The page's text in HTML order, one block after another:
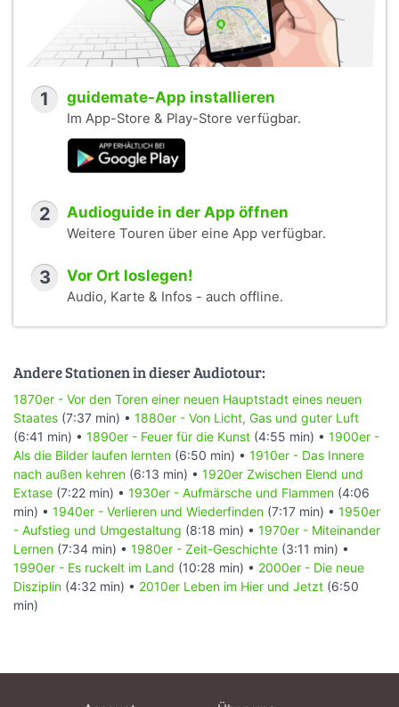
1 guidemate-App installieren
Im App-Store & Play-Store verfügbar.
2 Audioguide in der App öffnen
Weitere Touren über eine App verfügbar.
3 Vor Ort loslegen!
Audio, Karte & Infos - auch offline.
Andere Stationen in dieser Audiotour:
1870er - Vor den Toren einer neuen Hauptstadt eines neuen
Staates (7:37 min) • 1880er - Von Licht, Gas und guter Luft
(6:41 min) • 1890er - Feuer für die Kunst (4:55 min) • 1900er -
Als die Bilder laufen lernten (6:50 min) • 1910er - Das Innere
nach außen kehren (6:13 min) • 1920er Zwischen Elend und
Extase (7:22 min) • 1930er - Aufmärsche und Flammen (4:06
min) • 1940er - Verlieren und Wiederfinden (7:17 min) • 1950er
- Aufstieg und Umgestaltung (8:18 min) • 1970er - Miteinander
Lernen (7:34 min) • 1980er - Zeit-Geschichte (3:11 min) •
1990er - Es ruckelt im Land (10:28 min) • 2000er - Die neue
Disziplin (4:32 min) • 2010er Leben im Hier und Jetzt (6:50
min)